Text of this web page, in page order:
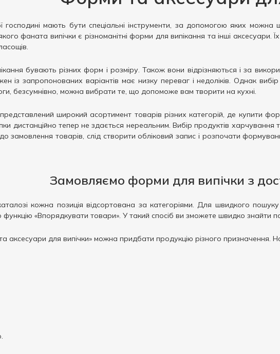
господині мають бути спеціальні інструменти, за допомогою яких можна
фаната випічки є різноманітні форми для випікання та інші аксесуари.
бувають різних форм і розміру. Також вони відрізняються і за
із запропонованих варіантів має низку переваг і недоліків. Однак
безсумнівно, можна вибрати те, що допоможе вам творити на кухні.
широкий асортимент товарів різних категорій, де купити
дистанційно тепер не здається нереальним. Вибір продуктів
замовлення товарів, слід створити обліковий запис і розпочати
Замовляємо форми для випічки з
кожна позиція відсортована за категоріями. Для швидкого пошуку
«Впорядкувати товари». У такий спосіб ви зможете швидко знайти
аксесуари для випічки» можна придбати продукцію різного призначення.